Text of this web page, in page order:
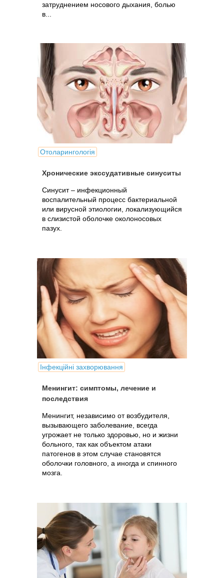
затруднением носового дыхания, болью
в...
Отоларингологія
Хронические экссудативные синуситы
Синусит – инфекционный
воспалительный процесс бактериальной
или вирусной этиологии, локализующийся
в слизистой оболочке околоносовых
пазух.
Інфекційні захворювання
Менингит: симптомы, лечение и
последствия
Менингит, независимо от возбудителя,
вызывающего заболевание, всегда
угрожает не только здоровью, но и жизни
больного, так как объектом атаки
патогенов в этом случае становятся
оболочки головного, а иногда и спинного
мозга.